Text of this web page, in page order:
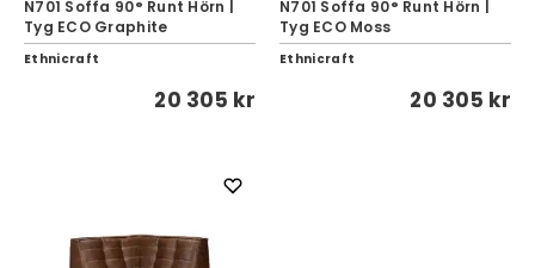
N701 Soffa 90° Runt Hörn |
Tyg ECO Graphite
Ethnicraft
20 305 kr
N701 Soffa 90° Runt Hörn |
Tyg ECO Moss
Ethnicraft
20 305 kr